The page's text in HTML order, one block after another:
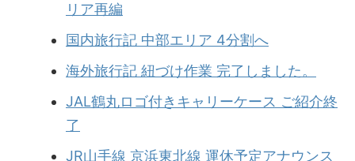
リア再編
国内旅行記 中部エリア 4分割へ
海外旅行記 紐づけ作業 完了しました。
JAL鶴丸ロゴ付きキャリーケース ご紹介終
了
JR山手線 京浜東北線 運休予定アナウンス